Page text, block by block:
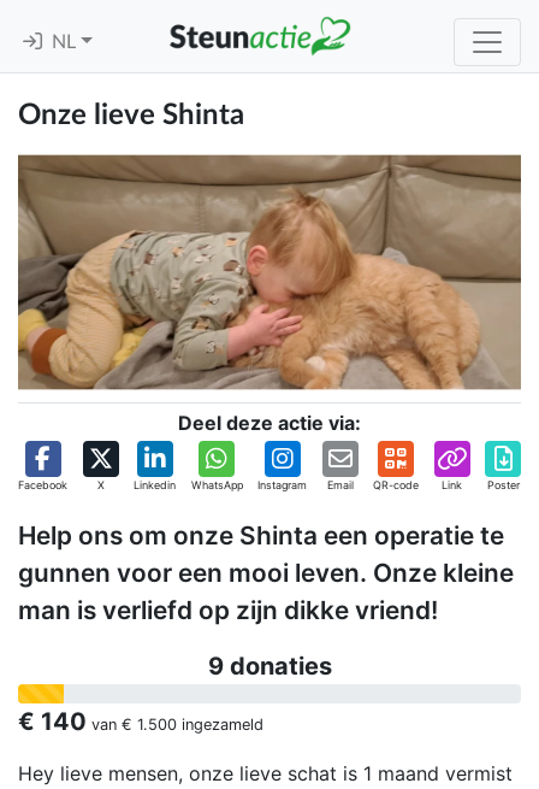
NL
Onze lieve Shinta
Deel deze actie via:
Facebook X Linkedin WhatsApp Instagram Email QR-code Link Poster
Help ons om onze Shinta een operatie te
gunnen voor een mooi leven. Onze kleine
man is verliefd op zijn dikke vriend!
9 donaties
€ 140 van € 1.500 ingezameld
Hey lieve mensen, onze lieve schat is 1 maand vermist